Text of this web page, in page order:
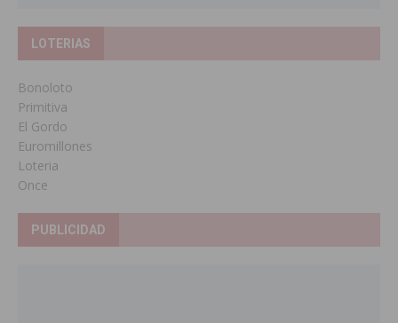
LOTERIAS
Bonoloto
Primitiva
El Gordo
Euromillones
Loteria
Once
PUBLICIDAD